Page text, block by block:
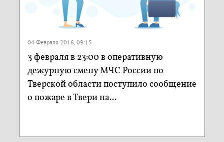
04 Февраля 2016, 09:15
3 февраля в 23:00 в оперативную
дежурную смену МЧС России по
Тверской области поступило сообщение
о пожаре в Твери на...